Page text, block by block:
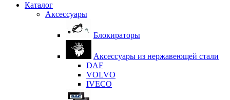
Каталог
Аксессуары
Блокираторы
Аксессуары из нержавеющей стали
DAF
VOLVO
IVECO